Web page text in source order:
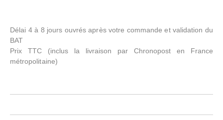
Délai 4 à 8 jours ouvrés après votre commande et validation du
BAT
Prix TTC (inclus la livraison par Chronopost en France
métropolitaine)